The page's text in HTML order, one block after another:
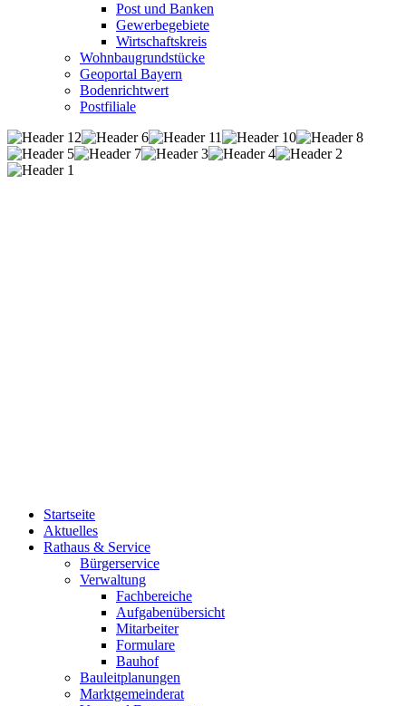
Post und Banken
Gewerbegebiete
Wirtschaftskreis
Wohnbaugrundstücke
Geoportal Bayern
Bodenrichtwert
Postfiliale
Startseite
Aktuelles
Rathaus & Service
Bürgerservice
Verwaltung
Fachbereiche
Aufgabenübersicht
Mitarbeiter
Formulare
Bauhof
Bauleitplanungen
Marktgemeinderat